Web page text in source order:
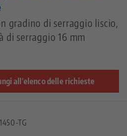
gradino di serraggio liscio,
di serraggio 16 mm
all'elenco delle richieste
TG